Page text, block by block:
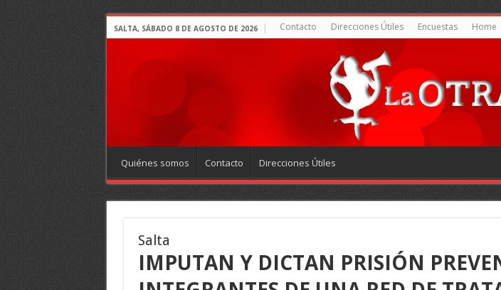
SALTA, SÁBADO 8 DE AGOSTO DE 2026 Contacto Direcciones Útiles Encuestas Home
Quiénes somos Contacto Direcciones Útiles
Salta
IMPUTAN Y DICTAN PRISIÓN